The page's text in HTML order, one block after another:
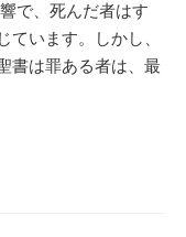
で、死んだ者はす
ています。しかし、
書は罪ある者は、最